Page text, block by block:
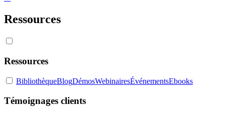
Ressources
Ressources
BibliothèqueBlogDémosWebinairesÉvénementsEbooks
Témoignages clients